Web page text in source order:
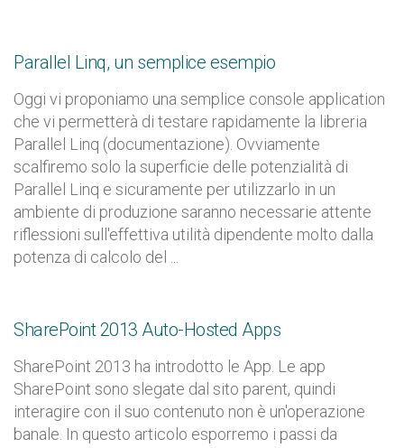
Parallel Linq, un semplice esempio
Oggi vi proponiamo una semplice console application
che vi permetterà di testare rapidamente la libreria
Parallel Linq (documentazione). Ovviamente
scalfiremo solo la superficie delle potenzialità di
Parallel Linq e sicuramente per utilizzarlo in un
ambiente di produzione saranno necessarie attente
riflessioni sull'effettiva utilità dipendente molto dalla
potenza di calcolo del ...
SharePoint 2013 Auto-Hosted Apps
SharePoint 2013 ha introdotto le App. Le app
SharePoint sono slegate dal sito parent, quindi
interagire con il suo contenuto non è un'operazione
banale. In questo articolo esporremo i passi da